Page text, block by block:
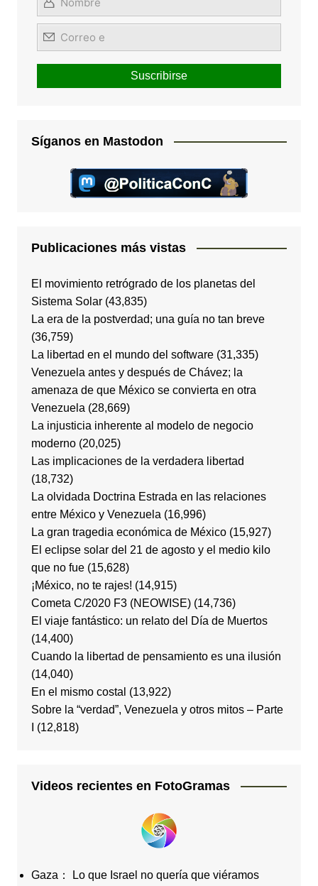
Síganos en Mastodon
Publicaciones más vistas
El movimiento retrógrado de los planetas del
Sistema Solar (43,835)
La era de la postverdad; una guía no tan breve
(36,759)
La libertad en el mundo del software (31,335)
Venezuela antes y después de Chávez; la
amenaza de que México se convierta en otra
Venezuela (28,669)
La injusticia inherente al modelo de negocio
moderno (20,025)
Las implicaciones de la verdadera libertad
(18,732)
La olvidada Doctrina Estrada en las relaciones
entre México y Venezuela (16,996)
La gran tragedia económica de México (15,927)
El eclipse solar del 21 de agosto y el medio kilo
que no fue (15,628)
¡México, no te rajes! (14,915)
Cometa C/2020 F3 (NEOWISE) (14,736)
El viaje fantástico: un relato del Día de Muertos
(14,400)
Cuando la libertad de pensamiento es una ilusión
(14,040)
En el mismo costal (13,922)
Sobre la “verdad”, Venezuela y otros mitos – Parte
(12,818)
Videos recientes en FotoGramas
Gaza： Lo que Israel no quería que viéramos